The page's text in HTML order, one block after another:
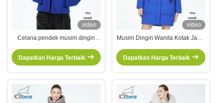
video
Celana pendek musim dingin
katun putih wanita untuk
Dapatkan Harga Terbaik
video
Musim Dingin Wanita Kotak Jaket
Kotak Musim Dingin Kotak
Dapatkan Harga Terbaik